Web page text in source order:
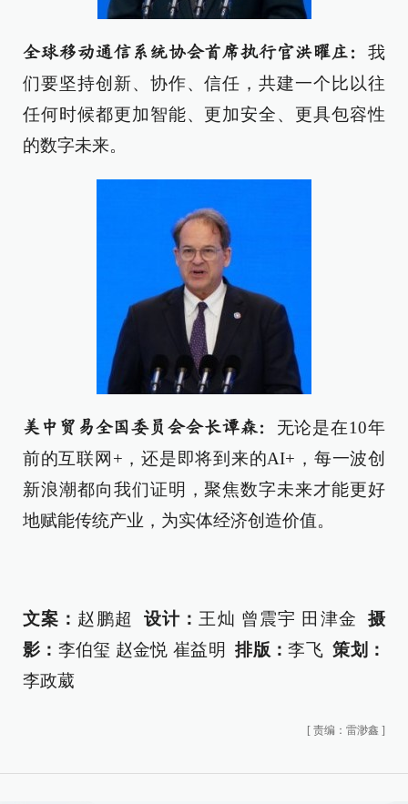
全球移动通信系统协会首席执行官洪曜庄： 我
们要坚持创新、协作、信任，共建一个比以往
任何时候都更加智能、更加安全、更具包容性
的数字未来。
美中贸易全国委员会会长谭森： 无论是在10年
前的互联网+，还是即将到来的AI+，每一波创
新浪潮都向我们证明，聚焦数字未来才能更好
地赋能传统产业，为实体经济创造价值。
文案： 赵鹏超设计：王灿 曾震宇 田津金摄
影： 李伯玺 赵金悦 崔益明排版：李飞策划：
李政葳
[ 责编：雷渺鑫 ]